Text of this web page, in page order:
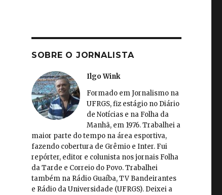
SOBRE O JORNALISTA
Ilgo Wink
Formado em Jornalismo na
UFRGS, fiz estágio no Diário
de Notícias e na Folha da
Manhã, em 1976. Trabalhei a
maior parte do tempo na área esportiva,
fazendo cobertura de Grêmio e Inter. Fui
repórter, editor e colunista nos jornais Folha
da Tarde e Correio do Povo. Trabalhei
também na Rádio Guaíba, TV Bandeirantes
e Rádio da Universidade (UFRGS). Deixei a